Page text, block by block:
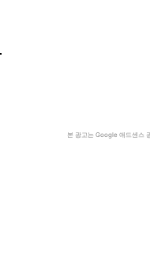
본 광고는 Google 애드센스